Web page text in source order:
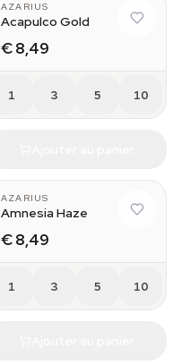
AZARIUS
Acapulco Gold
€ 8,49
1 3 5 10
AZARIUS
Amnesia Haze
€ 8,49
1 3 5 10